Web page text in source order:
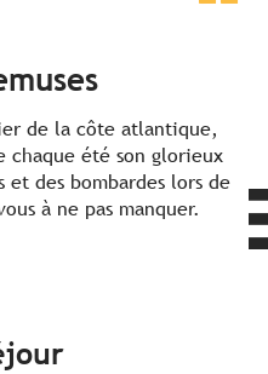
de la côte atlantique,
chaque été son glorieux
et des bombardes lors de
à ne pas manquer.